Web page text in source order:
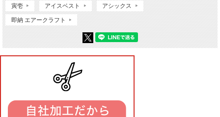
寅壱 アイスベスト アシックス
即納 エアークラフト